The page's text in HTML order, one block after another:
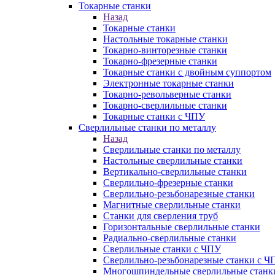
Токарные станки
Назад
Токарные станки
Настольные токарные станки
Токарно-винторезные станки
Токарно-фрезерные станки
Токарные станки с двойным суппортом
Электронные токарные станки
Токарно-револьверные станки
Токарно-сверлильные станки
Токарные станки с ЧПУ
Сверлильные станки по металлу
Назад
Сверлильные станки по металлу
Настольные сверлильные станки
Вертикально-сверлильные станки
Сверлильно-фрезерные станки
Сверлильно-резьбонарезные станки
Магнитные сверлильные станки
Станки для сверления труб
Горизонтальные сверлильные станки
Радиально-сверлильные станки
Сверлильные станки с ЧПУ
Сверлильно-резьбонарезные станки с
Многошпиндельные сверлильные